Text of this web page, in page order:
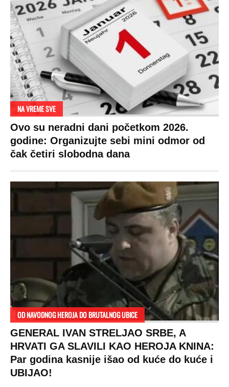
NA VREME SVE
Ovo su neradni dani početkom 2026.
godine: Organizujte sebi mini odmor od
čak četiri slobodna dana
OD NAVODNOG HEROJA DO BRUTALNOG UBICE
GENERAL IVAN STRELJAO SRBE, A
HRVATI GA SLAVILI KAO HEROJA KNINA:
Par godina kasnije išao od kuće do kuće i
UBIJAO!